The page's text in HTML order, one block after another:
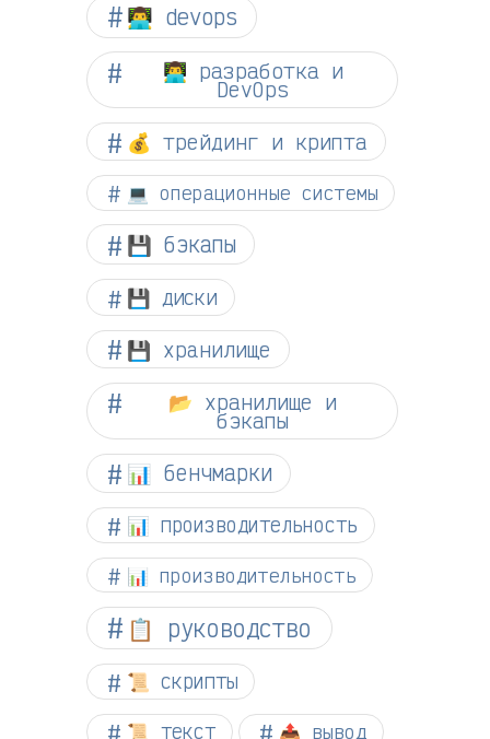
👨‍💻 devops
👨‍💻 разработка и
DevOps
💰 трейдинг и крипта
💻 операционные системы
💾 бэкапы
💾 диски
💾 хранилище
📂 хранилище и
бэкапы
📊 бенчмарки
📊 производительность
📊 производительность
📋 руководство
📜 скрипты
📜 текст 📤 вывод